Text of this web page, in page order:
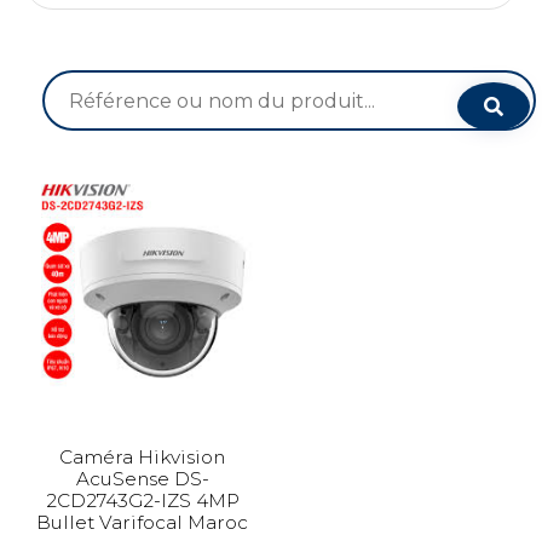
Recherche
pour :
Caméra Hikvision
AcuSense DS-
2CD2743G2-IZS 4MP
Bullet Varifocal Maroc